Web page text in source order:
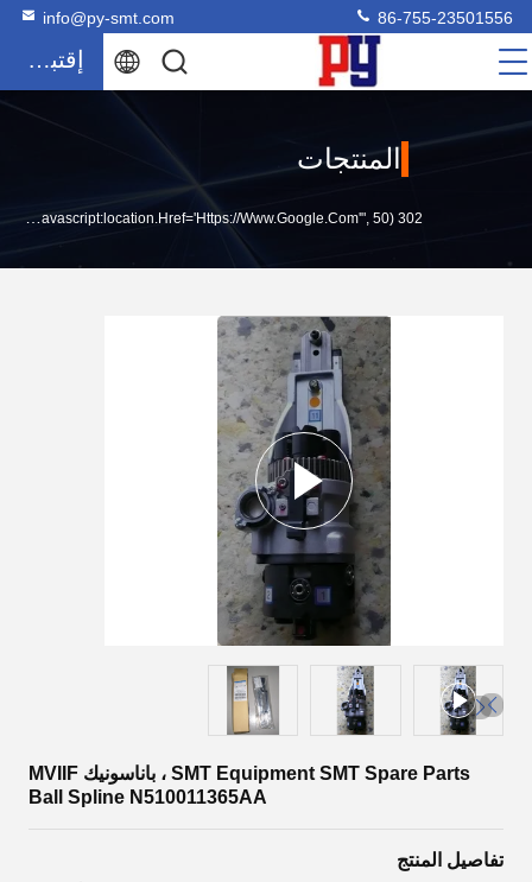
info@py-smt.com 86-755-23501556
إقتباس
المنتجات
SMT Equipment SMT Spare Parts ، باناسونيك MVIIF
Ball Spline N510011365AA
تفاصيل المنتج